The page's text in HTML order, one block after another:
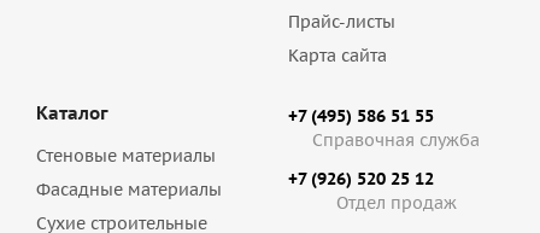
Прайс-листы
Карта сайта
Каталог
Стеновые материалы
Фасадные материалы
Сухие строительные
+7 (495) 586 51 55
Справочная служба
+7 (926) 520 25 12
Отдел продаж